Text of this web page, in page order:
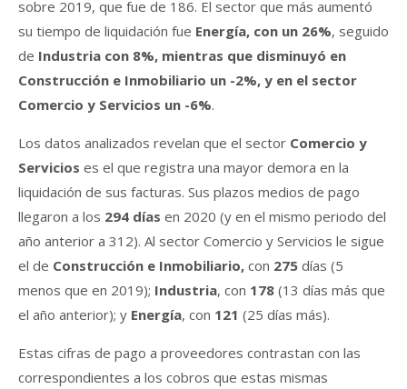
sobre 2019, que fue de 186. El sector que más aumentó
su tiempo de liquidación fue Energía, con un 26%, seguido
de Industria con 8%, mientras que disminuyó en
Construcción e Inmobiliario un -2%, y en el sector
Comercio y Servicios un -6%.
Los datos analizados revelan que el sector Comercio y
Servicios es el que registra una mayor demora en la
liquidación de sus facturas. Sus plazos medios de pago
llegaron a los 294 días en 2020 (y en el mismo periodo del
año anterior a 312). Al sector Comercio y Servicios le sigue
el de Construcción e Inmobiliario, con 275 días (5
menos que en 2019); Industria, con 178 (13 días más que
el año anterior); y Energía, con 121 (25 días más).
Estas cifras de pago a proveedores contrastan con las
correspondientes a los cobros que estas mismas